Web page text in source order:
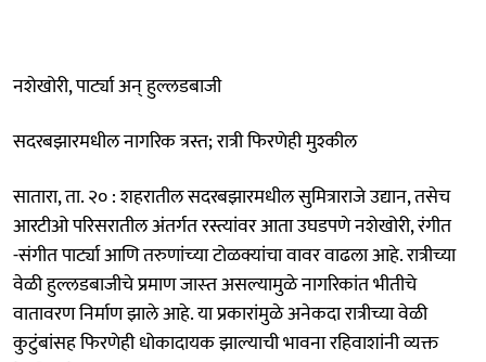
नशेखोरी, पार्ट्या अन्‌ हुल्लडबाजी
सदरबझारमधील नागरिक त्रस्त; रात्री फिरणेही मुश्कील
सातारा, ता. २० : शहरातील सदरबझारमधील सुमित्राराजे उद्यान, तसेच
आरटीओ परिसरातील अंतर्गत रस्त्यांवर आता उघडपणे नशेखोरी, रंगीत
-संगीत पार्ट्या आणि तरुणांच्‍या टोळक्यांचा वावर वाढला आहे. रात्रीच्या
वेळी हुल्लडबाजीचे प्रमाण जास्‍त असल्यामुळे नागरिकांत भीतीचे
वातावरण निर्माण झाले आहे. या प्रकारांमुळे अनेकदा रात्रीच्या वेळी
कुटुंबांसह फिरणेही धोकादायक झाल्याची भावना रहिवाशांनी व्यक्त